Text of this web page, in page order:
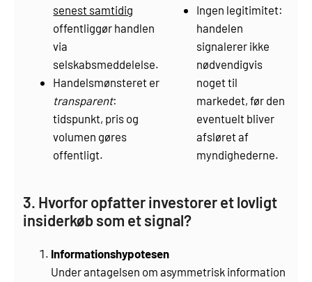
senest samtidig
offentliggør handlen
via
selskabsmeddelelse.
Handelsmønsteret er
transparent:
tidspunkt, pris og
volumen gøres
offentligt.
Ingen legitimitet:
handelen
signalerer ikke
nødvendigvis
noget til
markedet, før den
eventuelt bliver
afsløret af
myndighederne.
3. Hvorfor opfatter investorer et lovligt
insiderkøb som et signal?
Informationshypotesen
Under antagelsen om asymmetrisk information